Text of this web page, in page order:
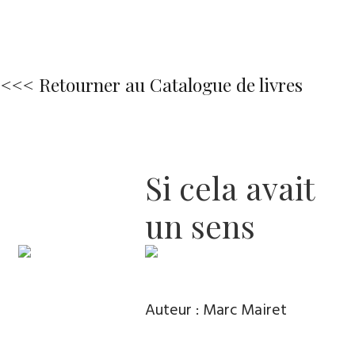
<<< Retourner au Catalogue de livres
Si cela avait
un sens
Auteur : Marc Mairet